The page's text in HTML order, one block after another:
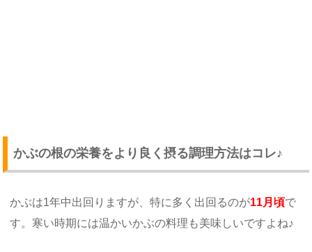
かぶの根の栄養をより良く摂る調理方法はコレ♪
かぶは1年中出回りますが、特に多く出回るのが11月頃で
す。寒い時期には温かいかぶの料理も美味しいですよね♪